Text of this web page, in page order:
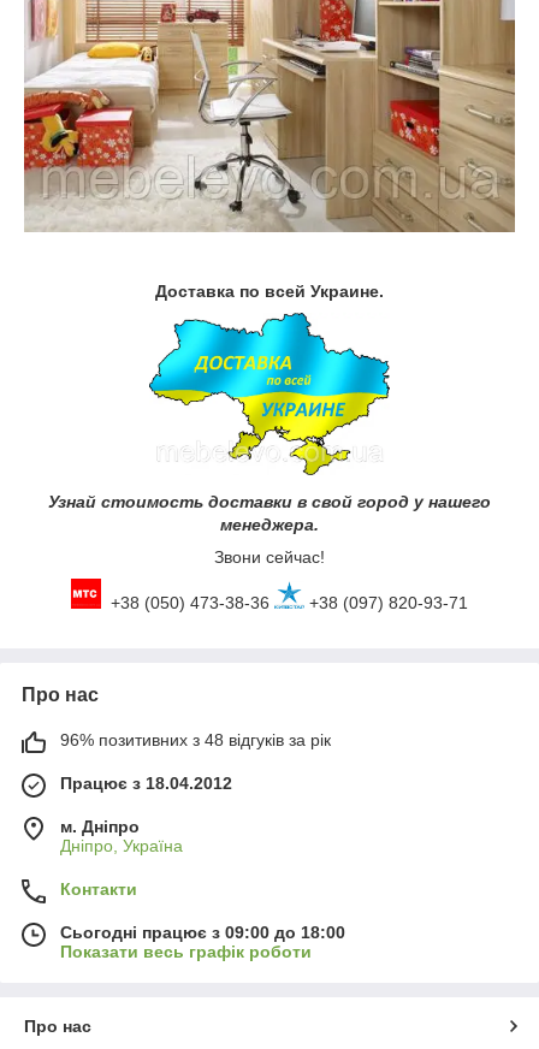
Доставка по всей Украине.
Узнай стоимость доставки в свой город у нашего
менеджера.
Звони сейчас!
+38 (050) 473-38-36 +38 (097) 820-93-71
Про нас
96% позитивних з 48 відгуків за рік
Працює з 18.04.2012
м. Дніпро
Дніпро, Україна
Контакти
Сьогодні працює з 09:00 до 18:00
Показати весь графік роботи
Про нас